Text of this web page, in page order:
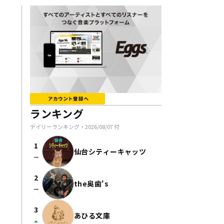
ランキング
デイリーランキング・ 2026/08/07付
1
check_indeterminate_small 仙台シティーキャッツ
2
check_indeterminate_small the奥歯's
3
あひる文庫